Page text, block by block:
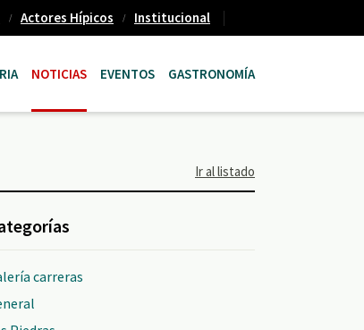
Actores Hípicos Institucional
NOTICIAS EVENTOS GASTRONOMÍA
Ir al listado
carreras